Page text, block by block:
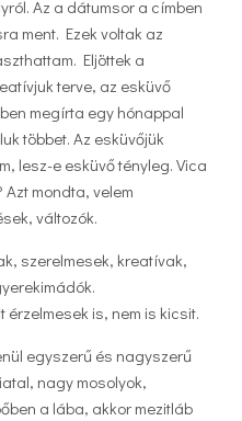
Az a dátumsor a címben
ment. Ezek voltak az
Eljöttek a
terve, az esküvő
megírta egy hónappal
többet. Az esküvőjük
lesz-e esküvő tényleg. Vica
mondta, velem
változók.
szerelmesek, kreatívak,
is, nem is kicsit.
egyszerű és nagyszerű
nagy mosolyok,
a lába, akkor mezitláb